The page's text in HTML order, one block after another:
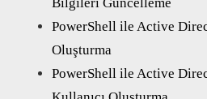
PowerShell ile Active
Oluşturma
PowerShell ile Active